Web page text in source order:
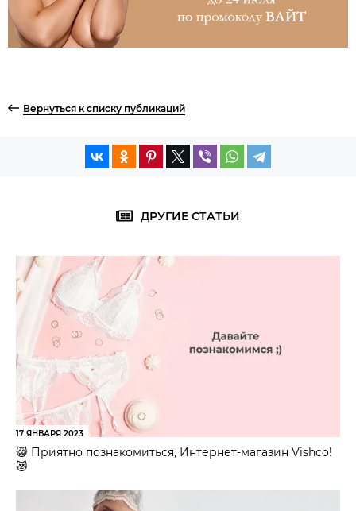
Вернуться к списку публикаций
ДРУГИЕ СТАТЬИ
17 ЯНВАРЯ 2023
😸 Приятно познакомиться, Интернет-магазин Vishco!
😻